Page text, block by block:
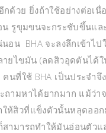
กด้วย ยิ่งถ้าใช้อย่างต่อเนื่
น รูขุมขนจะกระชับขึ้นแล
นอน BHA จะลงลึกเข้าไป
ายไขมัน (ลดสิวอุดตันได้
นที่ใช้ BHA เป็นประจำจึ
ถามหาได้ยากมาก แม้ว่า
ให้สิวที่แข็งตัวนั้นหลุดออ
ามารถทำให้มันอ่อนตัวแ